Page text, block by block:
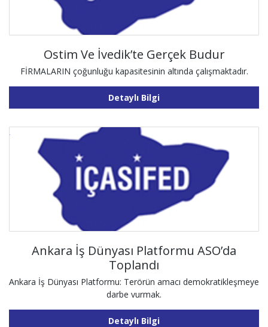
Ostim Ve İvedik’te Gerçek Budur
FİRMALARIN çoğunluğu kapasitesinin altında çalışmaktadır.
Detaylı Bilgi
Ankara İş Dünyası Platformu ASO’da
Toplandı
Ankara İş Dünyası Platformu: Terörün amacı demokratikleşmeye
darbe vurmak.
Detaylı Bilgi